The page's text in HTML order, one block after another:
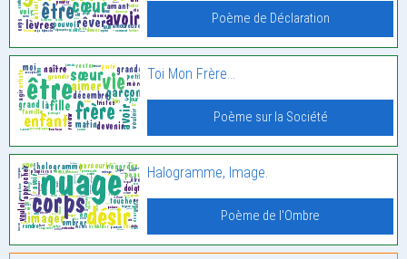
Poème de Déclaration
Toi Mon Frère…
Poème sur la Société
Halogramme, Image.
Poème de l'Ombre